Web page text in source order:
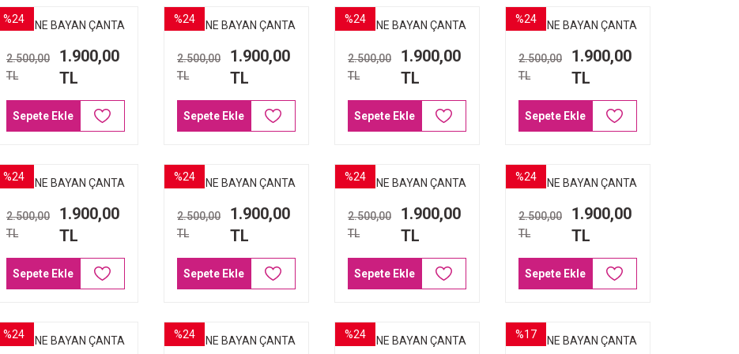
%24
ARMİNE BAYAN ÇANTA
2.500,00
TL
1.900,00
TL
Sepete Ekle
%24
ARMİNE BAYAN ÇANTA
2.500,00
TL
1.900,00
TL
Sepete Ekle
%24
ARMİNE BAYAN ÇANTA
2.500,00
TL
1.900,00
TL
Sepete Ekle
%24
ARMİNE BAYAN ÇANTA
2.500,00
TL
1.900,00
TL
Sepete Ekle
%24
ARMİNE BAYAN ÇANTA
2.500,00
TL
1.900,00
TL
Sepete Ekle
%24
ARMİNE BAYAN ÇANTA
2.500,00
TL
1.900,00
TL
Sepete Ekle
%24
ARMİNE BAYAN ÇANTA
2.500,00
TL
1.900,00
TL
Sepete Ekle
%24
ARMİNE BAYAN ÇANTA
2.500,00
TL
1.900,00
TL
Sepete Ekle
%24
ARMİNE BAYAN ÇANTA
%24
ARMİNE BAYAN ÇANTA
%24
ARMİNE BAYAN ÇANTA
%17
ARMİNE BAYAN ÇANTA